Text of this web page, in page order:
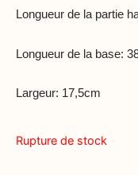
Longueur de la partie
Longueur de la base:
Largeur: 17,5cm
Rupture de stock